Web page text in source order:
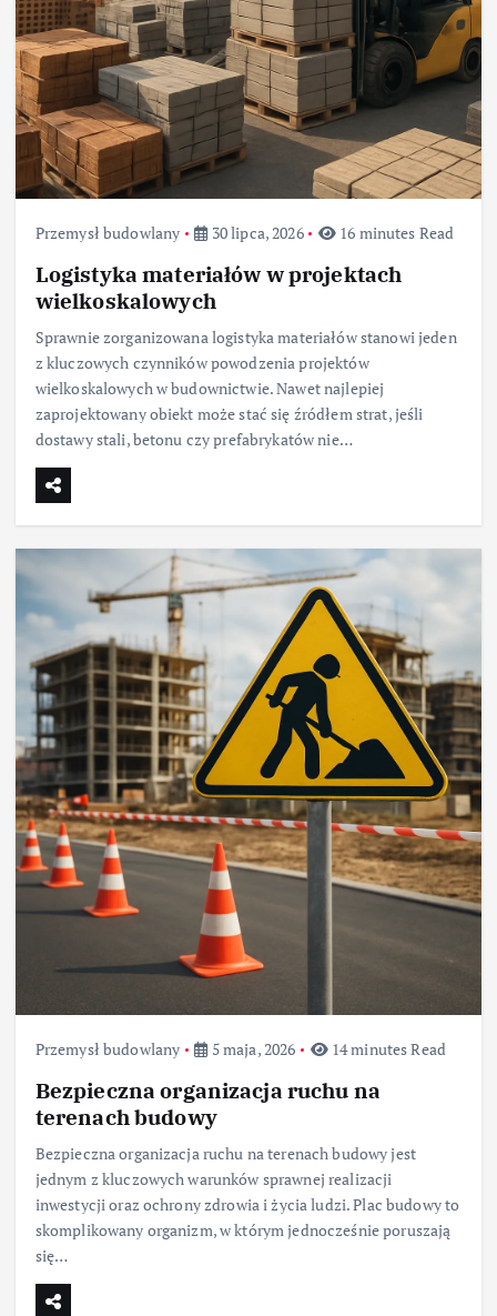
Przemysł budowlany 30 lipca, 2026 16 minutes Read
Logistyka materiałów w projektach
wielkoskalowych
Sprawnie zorganizowana logistyka materiałów stanowi jeden
z kluczowych czynników powodzenia projektów
wielkoskalowych w budownictwie. Nawet najlepiej
zaprojektowany obiekt może stać się źródłem strat, jeśli
dostawy stali, betonu czy prefabrykatów nie…
Przemysł budowlany 5 maja, 2026 14 minutes Read
Bezpieczna organizacja ruchu na
terenach budowy
Bezpieczna organizacja ruchu na terenach budowy jest
jednym z kluczowych warunków sprawnej realizacji
inwestycji oraz ochrony zdrowia i życia ludzi. Plac budowy to
skomplikowany organizm, w którym jednocześnie poruszają
się…